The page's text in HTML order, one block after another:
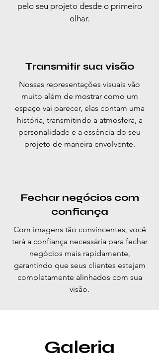
pelo seu projeto desde o primeiro
olhar.
Transmitir sua visão
Nossas representações visuais vão
muito além de mostrar como um
espaço vai parecer, elas contam uma
história, transmitindo a atmosfera, a
personalidade e a essência do seu
projeto de maneira envolvente.
Fechar negócios com
confiança
Com imagens tão convincentes, você
terá a confiança necessária para fechar
negócios mais rapidamente,
garantindo que seus clientes estejam
completamente alinhados com sua
visão.
Galeria